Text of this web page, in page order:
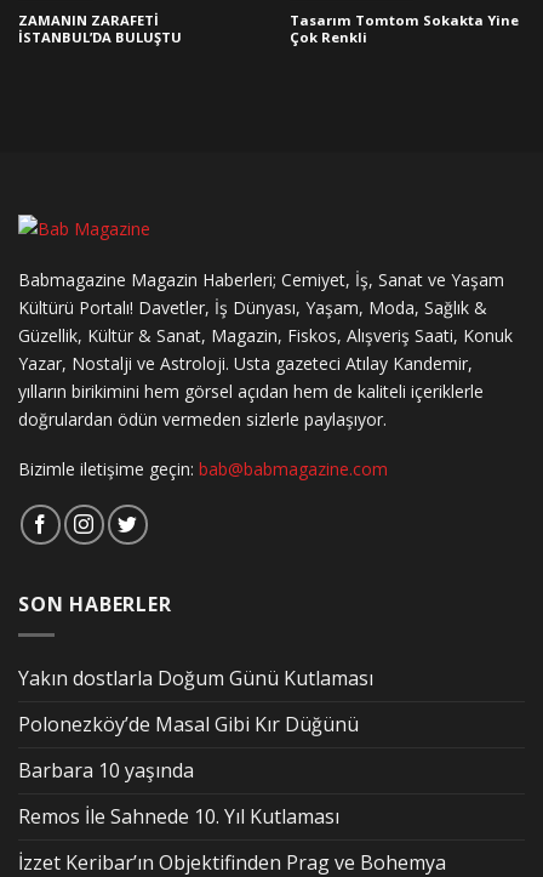
ZAMANIN ZARAFETİ
İSTANBUL’DA BULUŞTU
Tasarım Tomtom Sokakta Yine
Çok Renkli
Babmagazine Magazin Haberleri; Cemiyet, İş, Sanat ve Yaşam
Kültürü Portalı! Davetler, İş Dünyası, Yaşam, Moda, Sağlık &
Güzellik, Kültür & Sanat, Magazin, Fiskos, Alışveriş Saati, Konuk
Yazar, Nostalji ve Astroloji. Usta gazeteci Atılay Kandemir,
yılların birikimini hem görsel açıdan hem de kaliteli içeriklerle
doğrulardan ödün vermeden sizlerle paylaşıyor.
Bizimle iletişime geçin: bab@babmagazine.com
SON HABERLER
Yakın dostlarla Doğum Günü Kutlaması
Polonezköy’de Masal Gibi Kır Düğünü
Barbara 10 yaşında
Remos İle Sahnede 10. Yıl Kutlaması
İzzet Keribar’ın Objektifinden Prag ve Bohemya